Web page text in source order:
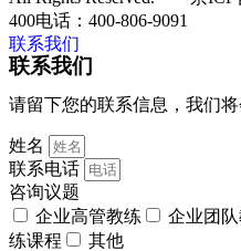
400电话： 400-806-9091
联系我们
联系我们
请留下您的联系信息，我们
姓名
联系电话
咨询议题
企业高管教练
企业团
练课程
其他